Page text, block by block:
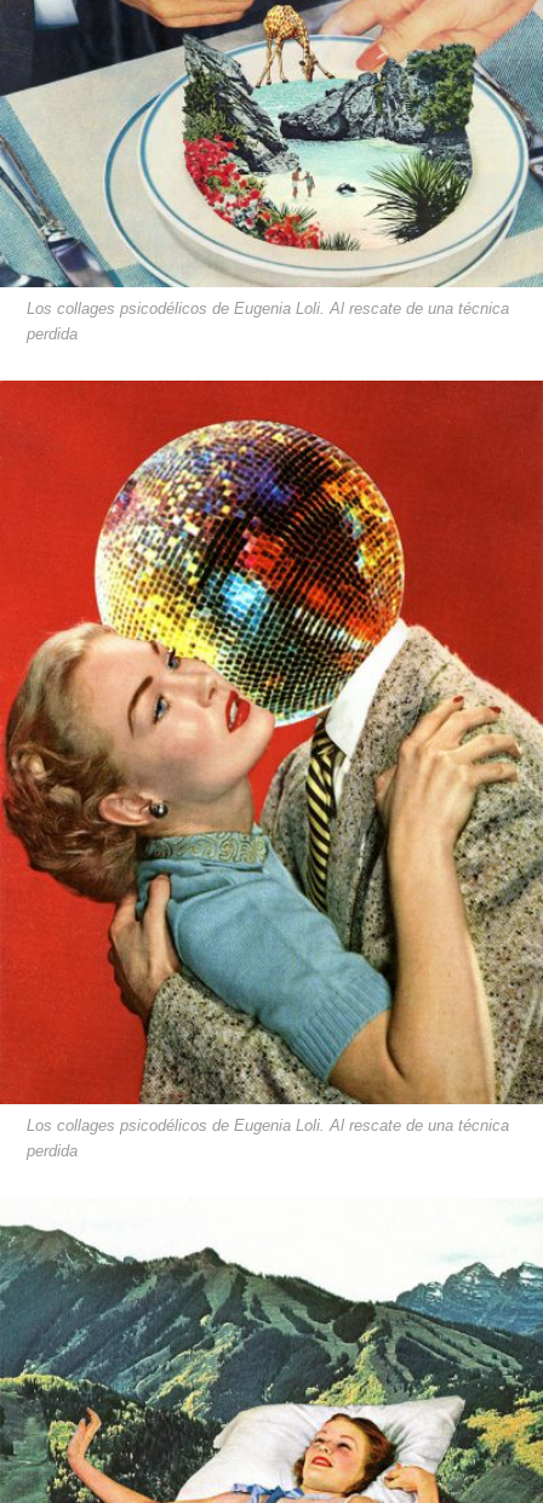
Los collages psicodélicos de Eugenia Loli. Al rescate de una técnica
perdida
Los collages psicodélicos de Eugenia Loli. Al rescate de una técnica
perdida